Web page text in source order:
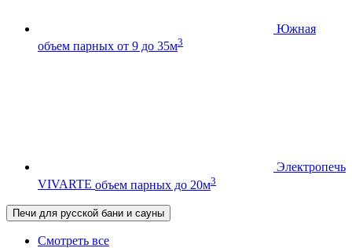
Южная
объем парных от 9 до 35м3
Электропечь
VIVARTE объем парных до 20м3
Печи для русской бани и сауны
Смотреть все